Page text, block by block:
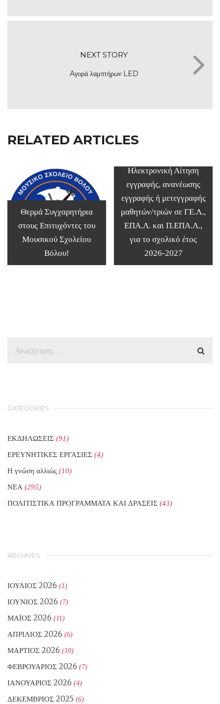
NEXT STORY
Aγορά λαμπτήρων LED
RELATED ARTICLES
Θερμά Συγχαρητήρια
στους Επιτυχόντες του
Μουσικού Σχολείου
Βόλου!
Ηλεκτρονική Αίτηση
εγγραφής, ανανέωσης
εγγραφής ή μετεγγραφής
μαθητών/τριών σε ΓΕ.Λ.,
ΕΠΑ.Λ. και Π.ΕΠΑ.Λ.,
για το σχολικό έτος
2026-2027
CATEGORIES
ΕΚΔΗΛΩΣΕΙΣ (91)
ΕΡΕΥΝΗΤΙΚΕΣ ΕΡΓΑΣΙΕΣ (4)
Η γνώση αλλιώς (10)
ΝΕΑ (295)
ΠΟΛΙΤΙΣΤΙΚΑ ΠΡΟΓΡΑΜΜΑΤΑ ΚΑΙ ΔΡΑΣΕΙΣ (43)
ARCHIVES
ΙΟΎΛΙΟΣ 2026 (1)
ΙΟΎΝΙΟΣ 2026 (7)
ΜΆΙΟΣ 2026 (11)
ΑΠΡΊΛΙΟΣ 2026 (6)
ΜΆΡΤΙΟΣ 2026 (10)
ΦΕΒΡΟΥΆΡΙΟΣ 2026 (7)
ΙΑΝΟΥΆΡΙΟΣ 2026 (4)
ΔΕΚΈΜΒΡΙΟΣ 2025 (6)